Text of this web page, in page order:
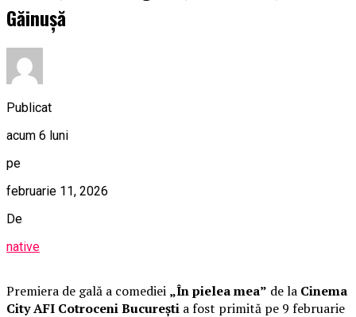
Găinușă
Publicat
acum 6 luni
pe
februarie 11, 2026
De
native
Premiera de gală a comediei „În pielea mea” de la Cinema
City AFI Cotroceni București a fost primită pe 9 februarie